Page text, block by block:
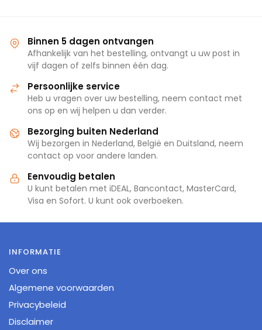
Binnen 5 dagen ontvangen
Afhankelijk van het bestelling, ontvangt u uw post in
vijf dagen of zelfs binnen één dag.
Persoonlijke service
Heb u vragen over uw bestelling, neem contact met
ons op en wij helpen u dan verder.
Bezorging buiten Nederland
Wij bezorgen in Nederland, België en Duitsland, neem
contact op voor andere landen.
Eenvoudig betalen
U kunt betalen met iDEAL, Bancontact, MasterCard,
Visa en Sofort. U kunt ook overboeken.
INFORMATIE
Over ons
Algemene voorwaarden
Privacybeleid
Disclaimer